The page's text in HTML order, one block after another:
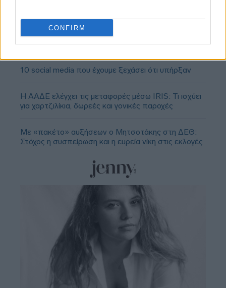
CONFIRM
10 social media που έχουμε ξεχάσει ότι υπήρξαν
Η ΑΑΔΕ ελέγχει τις μεταφορές μέσω IRIS: Τι ισχύει
για χαρτζιλίκια, δωρεές και γονικές παροχές
Με «πακέτο» αυξήσεων ο Μητσοτάκης στη ΔΕΘ:
Στόχος η συσπείρωση και η ευρεία νίκη στις εκλογές